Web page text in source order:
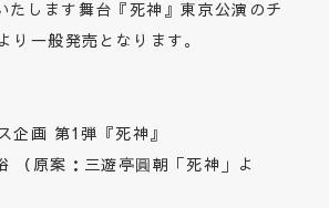
たします舞台『死神』東京公演のチ
り一般発売となります。
企画 第1弾『死神』
（原案：三遊亭圓朝「死神」よ